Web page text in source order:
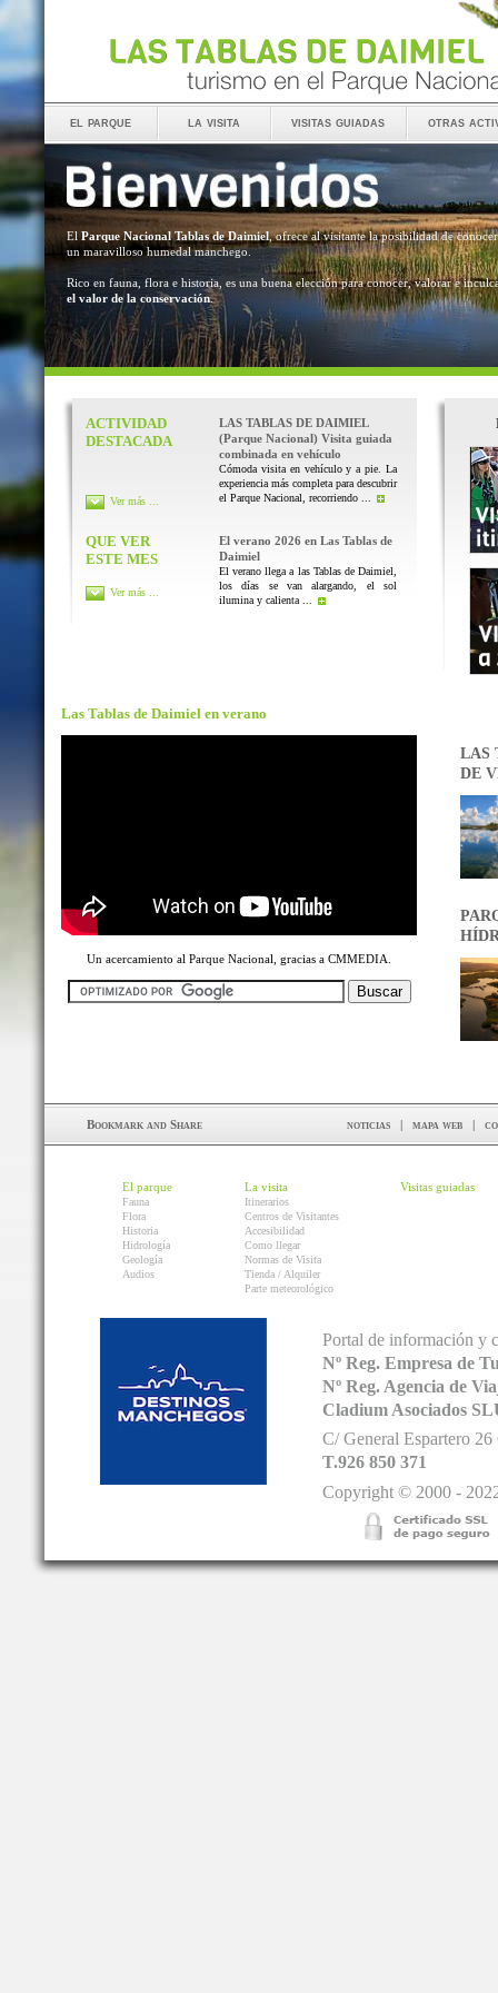
el parque la visita visitas guiadas otras
El Parque Nacional Tablas de Daimiel, ofrece al visitante la posibilidad de conocer
un maravilloso humedal manchego.
Rico en fauna, flora e historia, es una buena elección para conocer, valorar e
el valor de la conservación.
ACTIVIDAD
DESTACADA
LAS TABLAS DE DAIMIEL
(Parque Nacional) Visita guiada
combinada en vehículo
Cómoda visita en vehículo y a pie. La
experiencia más completa para descubrir
el Parque Nacional, recorriendo ...
Ver más ...
QUE VER
ESTE MES
El verano 2026 en Las Tablas de
Daimiel
El verano llega a las Tablas de Daimiel,
los días se van alargando, el sol
ilumina y calienta ...
Ver más ...
Las Tablas de Daimiel en verano
Un acercamiento al Parque Nacional, gracias a CMMEDIA.
LAS
DE
noticias | mapa web |
El parque
Fauna
Flora
Historia
Hidrología
Geología
Audios
La visita
Itinerarios
Centros de Visitantes
Accesibilidad
Como llegar
Normas de Visita
Tienda / Alquiler
Parte meteorológico
Visitas guiadas
Portal de información y
Nº Reg. Empresa de
Nº Reg. Agencia de
Cladium Asociados
C/ General Espartero
T.926 850 371
Copyright © 2000 -